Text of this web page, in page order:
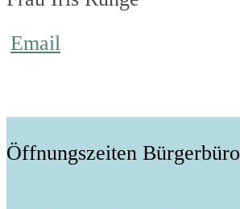
Email
Öffnungszeiten Bürgerbüro